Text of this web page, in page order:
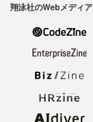
翔泳社のWebメディア